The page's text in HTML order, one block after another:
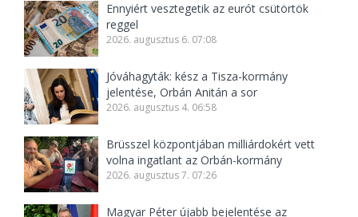
Ennyiért vesztegetik az eurót csütörtök
reggel
2026. augusztus 6. 07:08
Jóváhagyták: kész a Tisza-kormány
jelentése, Orbán Anitán a sor
2026. augusztus 4. 06:58
Brüsszel központjában milliárdokért vett
volna ingatlant az Orbán-kormány
2026. augusztus 7. 07:26
Magyar Péter újabb bejelentése az